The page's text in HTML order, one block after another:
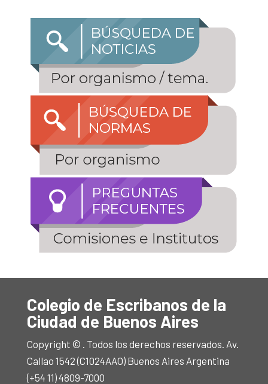
Colegio de Escribanos de la
Ciudad de Buenos Aires
Copyright © . Todos los derechos reservados. Av.
Callao 1542 (C1024AAO) Buenos Aires Argentina
(+54 11) 4809-7000